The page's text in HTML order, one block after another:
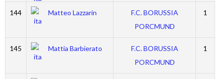
144 Matteo Lazzarin
F.C. BORUSSIA
PORCMUND
1
145 Mattia Barbierato
F.C. BORUSSIA
PORCMUND
1